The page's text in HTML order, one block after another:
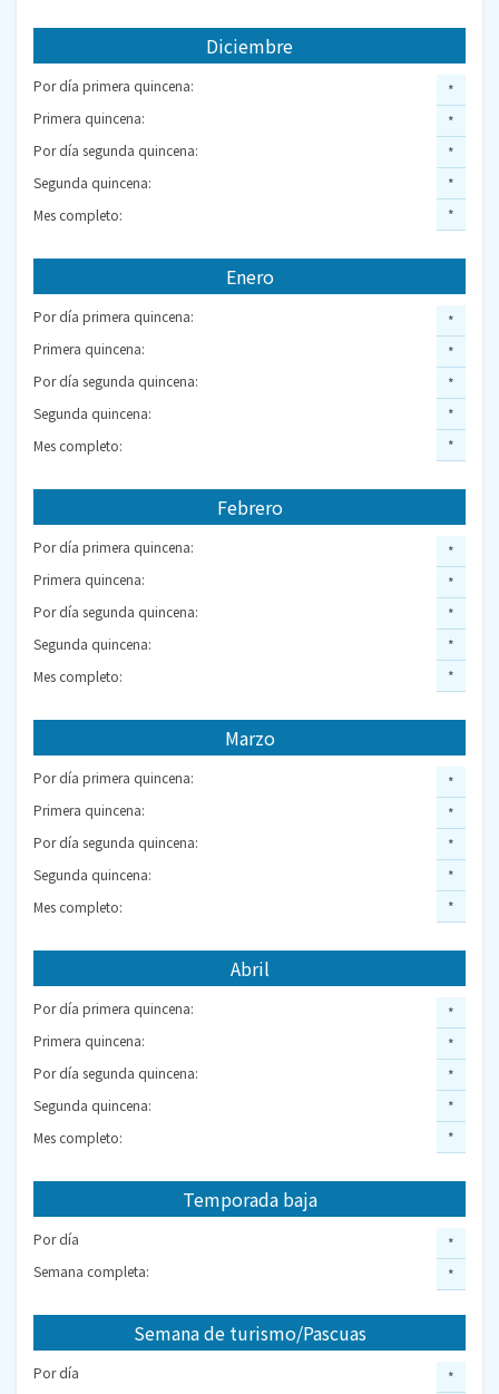
Diciembre
Por día primera quincena:
Primera quincena:
Por día segunda quincena:
Segunda quincena:
Mes completo:
*
*
*
*
*
Enero
Por día primera quincena:
Primera quincena:
Por día segunda quincena:
Segunda quincena:
Mes completo:
*
*
*
*
*
Febrero
Por día primera quincena:
Primera quincena:
Por día segunda quincena:
Segunda quincena:
Mes completo:
*
*
*
*
*
Marzo
Por día primera quincena:
Primera quincena:
Por día segunda quincena:
Segunda quincena:
Mes completo:
*
*
*
*
*
Abril
Por día primera quincena:
Primera quincena:
Por día segunda quincena:
Segunda quincena:
Mes completo:
*
*
*
*
*
Temporada baja
Por día
Semana completa:
*
*
Semana de turismo/Pascuas
Por día
*